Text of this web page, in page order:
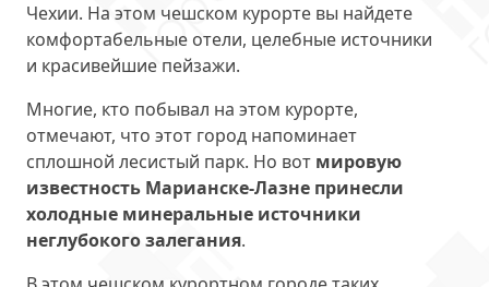
Чехии. На этом чешском курорте вы найдете
комфортабельные отели, целебные источники
и красивейшие пейзажи.
Многие, кто побывал на этом курорте,
отмечают, что этот город напоминает
сплошной лесистый парк. Но вот мировую
известность Марианске-Лазне принесли
холодные минеральные источники
неглубокого залегания.